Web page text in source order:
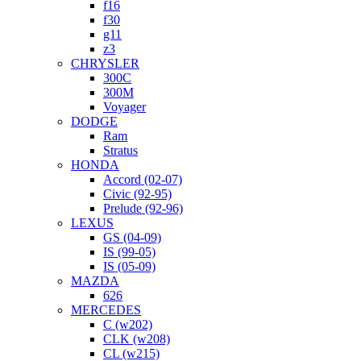
f16
f30
g11
z3
CHRYSLER
300C
300M
Voyager
DODGE
Ram
Stratus
HONDA
Accord (02-07)
Civic (92-95)
Prelude (92-96)
LEXUS
GS (04-09)
IS (99-05)
IS (05-09)
MAZDA
626
MERCEDES
C (w202)
CLK (w208)
CL (w215)